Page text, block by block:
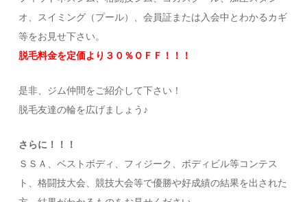
オ、スイミング（プール）、会員証または入会中とわかるカギ
等をお見せ下さい。
脱毛料金を定価より３０％ＯＦＦ！！！
是非、ジム仲間をご紹介して下さい！
脱毛友達の輪を広げましょう♪
さらに！！！
ＳＳＡ、ベストボディ、フィジーク、ボディビル等コンテス
ト、格闘技大会、競技大会等で優勝や好成績の結果を出された